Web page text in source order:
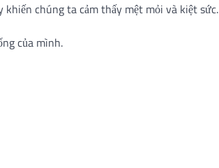
khiến chúng ta cảm thấy mệt mỏi và kiệt sức.
của mình.